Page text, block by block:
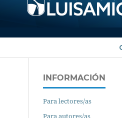
INFORMACIÓN
Para lectores/as
Para autores/as